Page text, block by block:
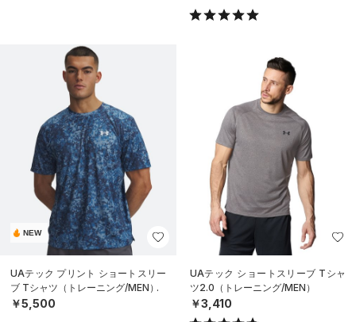
NEW
UAテック プリント ショートスリー
ブ Tシャツ（トレーニング/MEN）
￥5,500
UAテック ショートスリーブ Tシャ
ツ2.0（トレーニング/MEN）
￥3,410